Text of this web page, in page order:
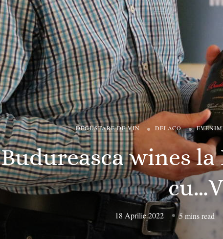
DEGUSTARE DE VIN DELACO
Budureasca wines
18 Aprilie 2022 5 mins read